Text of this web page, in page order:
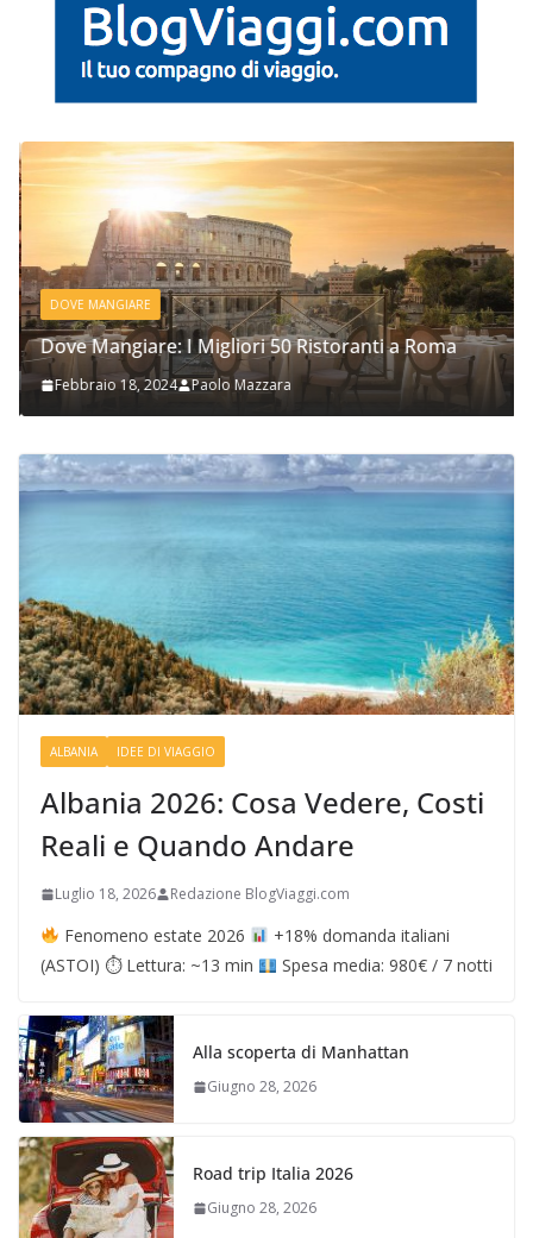
DOVE MANGIARE
Dove Mangiare: I Migliori 50 Ristoranti a Roma
Febbraio 18, 2024 Paolo Mazzara
ALBANIA IDEE DI VIAGGIO
Albania 2026: Cosa Vedere, Costi
Reali e Quando Andare
Luglio 18, 2026 Redazione BlogViaggi.com
Fenomeno estate 2026
+18% domanda italiani
(ASTOI) ⏱ Lettura: ~13 min
Spesa media: 980€ / 7 notti
Alla scoperta di Manhattan
Giugno 28, 2026
Road trip Italia 2026
Giugno 28, 2026